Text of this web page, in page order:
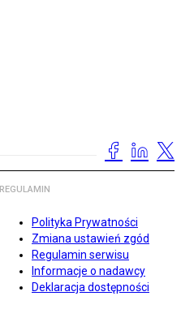
REGULAMIN
Polityka Prywatności
Zmiana ustawień zgód
Regulamin serwisu
Informacje o nadawcy
Deklaracja dostępności